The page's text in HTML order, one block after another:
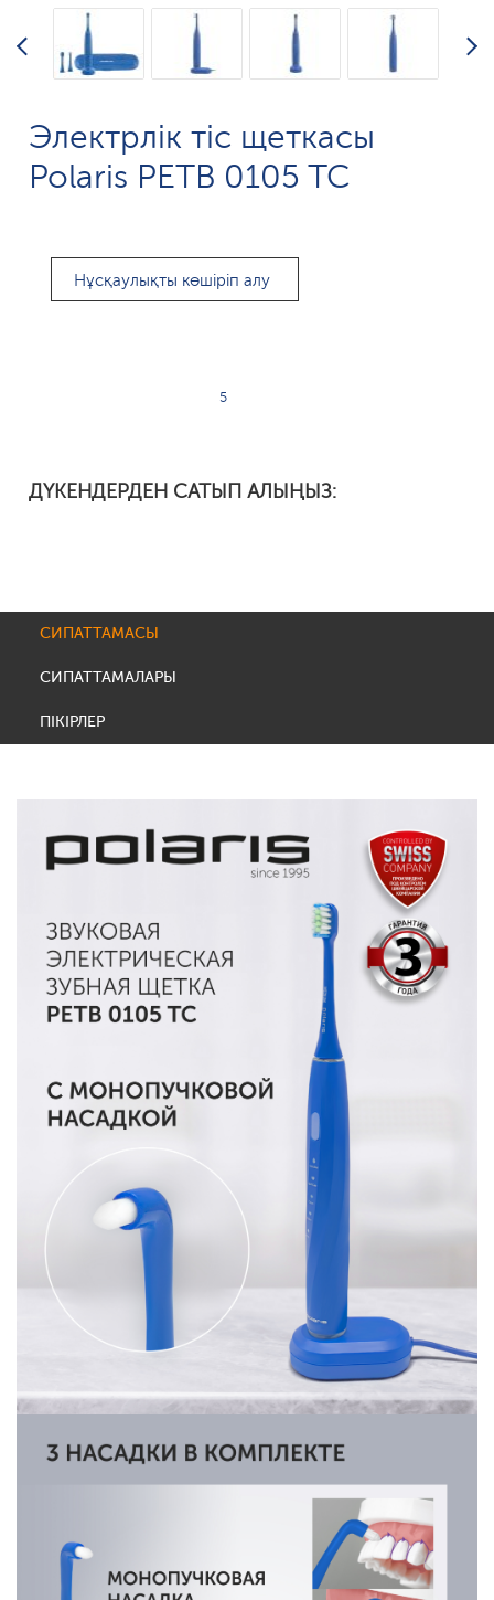
Электрлік тіс щеткасы
Polaris PETB 0105 TC
Нұсқаулықты көшіріп алу
5
ДҮКЕНДЕРДЕН САТЫП АЛЫҢЫЗ:
СИПАТТАМАСЫ
СИПАТТАМАЛАРЫ
ПІКІРЛЕР